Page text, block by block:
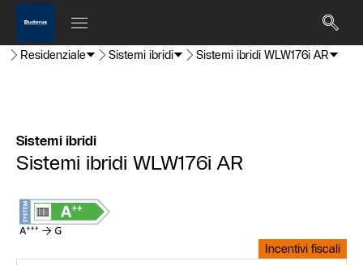
Residenziale Sistemi ibridi Sistemi ibridi WLW176i AR
Sistemi ibridi
Sistemi ibridi WLW176i AR
Incentivi fiscali